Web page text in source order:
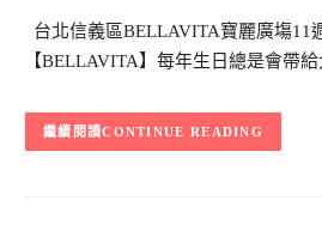
台北信義區BELLAVITA寶麗廣塲11
【BELLAVITA】每年生日總是會帶
CONTINUE READING